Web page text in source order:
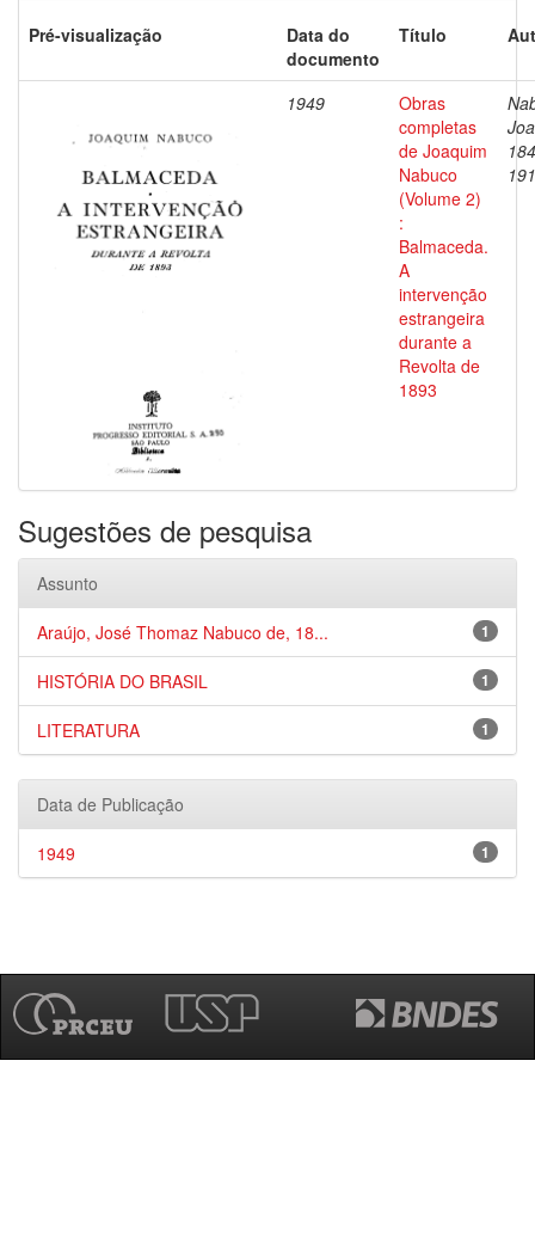
Pré-visualização
Data do
documento
Título
1949
Obras
completas
de Joaquim
Nabuco
(Volume 2)
:
Balmaceda.
A
intervenção
estrangeira
durante a
Revolta de
1893
Sugestões de pesquisa
Assunto
1
Araújo, José Thomaz Nabuco de, 18...
1
HISTÓRIA DO BRASIL
1
LITERATURA
Data de Publicação
1
1949